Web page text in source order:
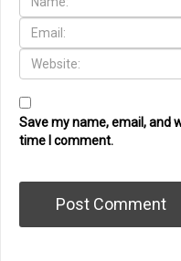
Save my name, email, and
time I comment.